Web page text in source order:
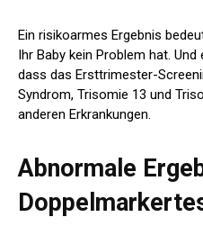
Ein risikoarmes Ergebnis
Ihr Baby kein Problem hat.
dass das Ersttrimester-
Syndrom, Trisomie 13 und
anderen Erkrankungen.
Abnormale